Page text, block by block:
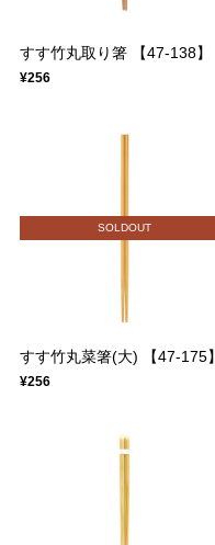
すす竹丸取り箸 【47-138】
¥256
SOLDOUT
すす竹丸菜箸(大) 【47-175】
¥256